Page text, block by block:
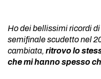
Ho dei bellissimi ricordi
semifinale scudetto nel
cambiata, ritrovo lo
che mi hanno spesso